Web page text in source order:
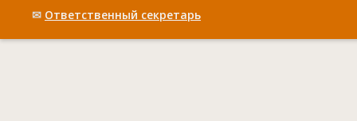
✉ Ответственный cекретарь